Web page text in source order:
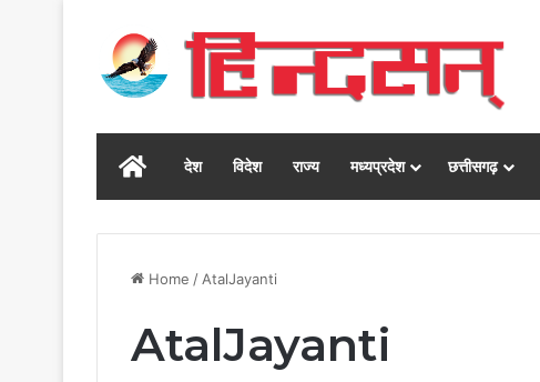
Homeदेश विदेश राज्य मध्यप्रदेश छत्तीसगढ़
Home /AtalJayanti
AtalJayanti